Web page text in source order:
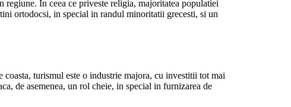
In ceea ce priveste religia, majoritatea populatiei
ortodocsi, in special in randul minoritatii grecesti, si un
turismul este o industrie majora, cu investitii tot mai
de asemenea, un rol cheie, in special in furnizarea de